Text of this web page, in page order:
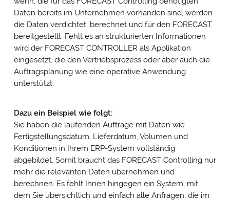
Daten bereits im Unternehmen vorhanden sind, werden
die Daten verdichtet, berechnet und für den FORECAST
bereitgestellt. Fehlt es an strukturierten Informationen
wird der FORECAST CONTROLLER als Applikation
eingesetzt, die den Vertriebsprozess oder aber auch die
Auftragsplanung wie eine operative Anwendung
unterstützt.
Dazu ein Beispiel wie folgt:
Sie haben die laufenden Aufträge mit Daten wie
Fertigstellungsdatum, Lieferdatum, Volumen und
Konditionen in Ihrem ERP-System vollständig
abgebildet. Somit braucht das FORECAST Controlling nur
mehr die relevanten Daten übernehmen und
berechnen. Es fehlt Ihnen hingegen ein System, mit
dem Sie übersichtlich und einfach alle Anfragen, die im